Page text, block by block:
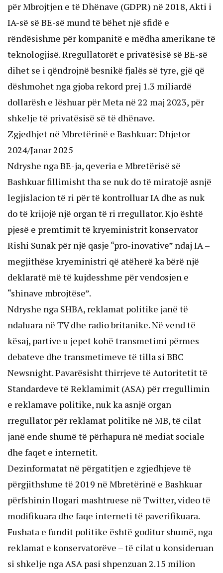
për Mbrojtjen e të Dhënave (GDPR) në 2018, Akti i
IA-së së BE-së mund të bëhet një sfidë e
rëndësishme për kompanitë e mëdha amerikane të
teknologjisë. Rregullatorët e privatësisë së BE-së
dihet se i qëndrojnë besnikë fjalës së tyre, gjë që
dëshmohet nga gjoba rekord prej 1.3 miliardë
dollarësh e lëshuar për Meta në 22 maj 2023, për
shkelje të privatësisë së të dhënave.
Zgjedhjet në Mbretërinë e Bashkuar: Dhjetor
2024/Janar 2025
Ndryshe nga BE-ja, qeveria e Mbretërisë së
Bashkuar fillimisht tha se nuk do të miratojë asnjë
legjislacion të ri për të kontrolluar IA dhe as nuk
do të krijojë një organ të ri rregullator. Kjo është
pjesë e premtimit të kryeministrit konservator
Rishi Sunak për një qasje “pro-inovative” ndaj IA –
megjithëse kryeministri që atëherë ka bërë një
deklaratë më të kujdesshme për vendosjen e
“shinave mbrojtëse”.
Ndryshe nga SHBA, reklamat politike janë të
ndaluara në TV dhe radio britanike. Në vend të
kësaj, partive u jepet kohë transmetimi përmes
debateve dhe transmetimeve të tilla si BBC
Newsnight. Pavarësisht thirrjeve të Autoritetit të
Standardeve të Reklamimit (ASA) për rregullimin
e reklamave politike, nuk ka asnjë organ
rregullator për reklamat politike në MB, të cilat
janë ende shumë të përhapura në mediat sociale
dhe faqet e internetit.
Dezinformatat në përgatitjen e zgjedhjeve të
përgjithshme të 2019 në Mbretërinë e Bashkuar
përfshinin llogari mashtruese në Twitter, video të
modifikuara dhe faqe interneti të paverifikuara.
Fushata e fundit politike është goditur shumë, nga
reklamat e konservatorëve – të cilat u konsideruan
si shkelje nga ASA pasi shpenzuan 2.15 milion